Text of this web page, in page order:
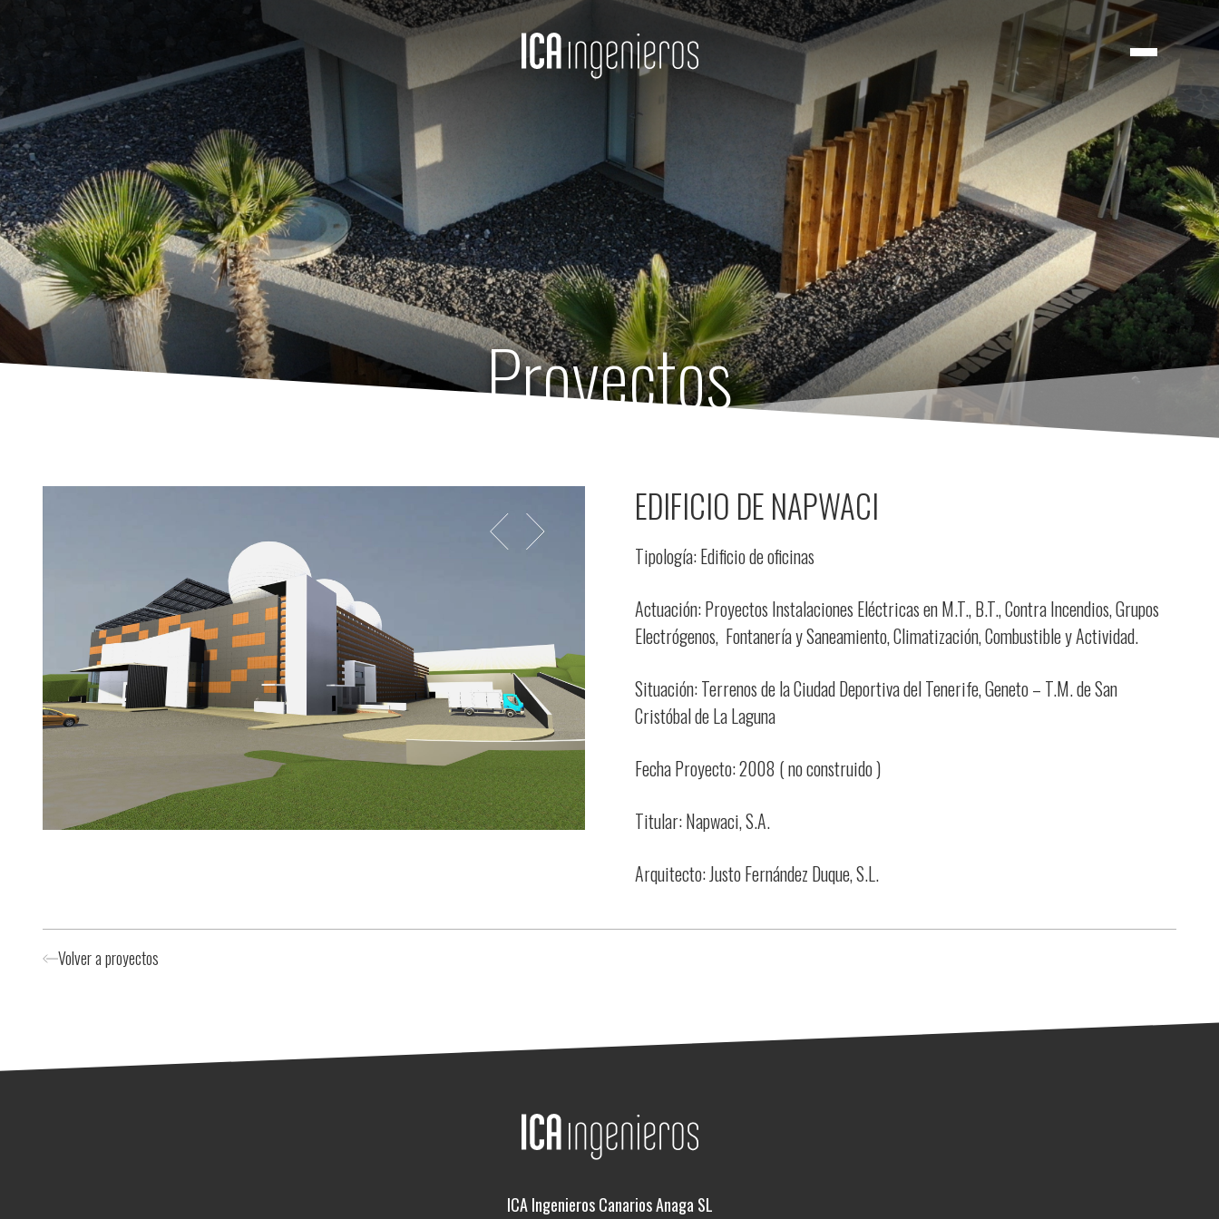
Proyectos
EDIFICIO DE NAPWACI
Tipología: Edificio de oficinas
Actuación: Proyectos Instalaciones Eléctricas en M.T., B.T., Contra Incendios, Grupos
Electrógenos, Fontanería y Saneamiento, Climatización, Combustible y Actividad.
Situación: Terrenos de la Ciudad Deportiva del Tenerife, Geneto – T.M. de San
Cristóbal de La Laguna
Fecha Proyecto: 2008 ( no construido )
Titular: Napwaci, S.A.
Arquitecto: Justo Fernández Duque, S.L.
Volver a proyectos
ICA Ingenieros Canarios Anaga SL